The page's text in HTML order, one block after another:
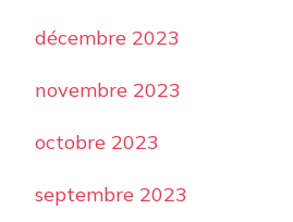
décembre 2023
novembre 2023
octobre 2023
septembre 2023